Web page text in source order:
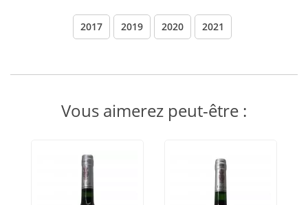
2017 2019 2020 2021
Vous aimerez peut-être :